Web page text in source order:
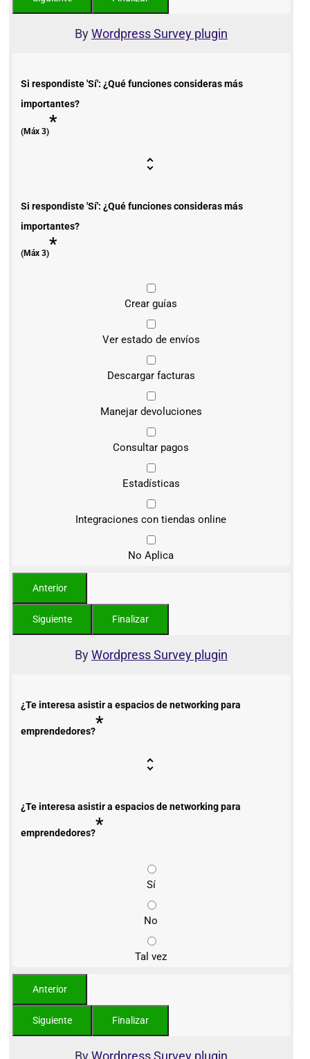
ByWordpress Survey plugin
Si respondiste 'Sí': ¿Qué funciones consideras más
importantes?
(Máx 3)*
Si respondiste 'Sí': ¿Qué funciones consideras más
importantes?
(Máx 3)*
Crear guías
Ver estado de envíos
Descargar facturas
Manejar devoluciones
Consultar pagos
Estadísticas
Integraciones con tiendas online
No Aplica
ByWordpress Survey plugin
¿Te interesa asistir a espacios de networking para
emprendedores?*
¿Te interesa asistir a espacios de networking para
emprendedores?*
Sí
No
Tal vez
ByWordpress Survey plugin